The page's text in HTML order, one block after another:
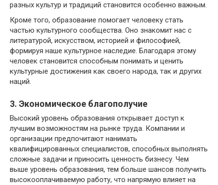
разных культур и традиций становится особенно важным.
Кроме того, образование помогает человеку стать
частью культурного сообщества. Оно знакомит нас с
литературой, искусством, историей и философией,
формируя наше культурное наследие. Благодаря этому
человек становится способным понимать и ценить
культурные достижения как своего народа, так и других
наций.
3. Экономическое благополучие
Высокий уровень образования открывает доступ к
лучшим возможностям на рынке труда. Компании и
организации предпочитают нанимать
квалифицированных специалистов, способных выполнять
сложные задачи и приносить ценность бизнесу. Чем
выше уровень образования, тем больше шансов получить
высокооплачиваемую работу, что напрямую влияет на